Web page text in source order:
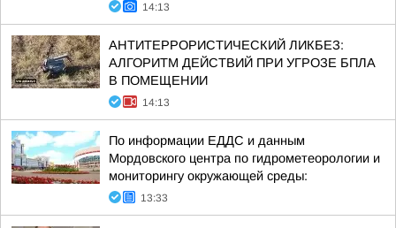
14:13
АНТИТЕРРОРИСТИЧЕСКИЙ ЛИКБЕЗ:
АЛГОРИТМ ДЕЙСТВИЙ ПРИ УГРОЗЕ БПЛА
В ПОМЕЩЕНИИ
14:13
По информации ЕДДС и данным
Мордовского центра по гидрометеорологии и
мониторингу окружающей среды:
13:33